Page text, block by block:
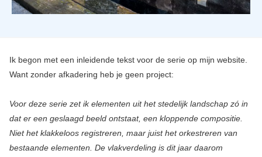
Ik begon met een inleidende tekst voor de serie op mijn website.
Want zonder afkadering heb je geen project:
Voor deze serie zet ik elementen uit het stedelijk landschap zó in
dat er een geslaagd beeld ontstaat, een kloppende compositie.
Niet het klakkeloos registreren, maar juist het orkestreren van
bestaande elementen. De vlakverdeling is dit jaar daarom